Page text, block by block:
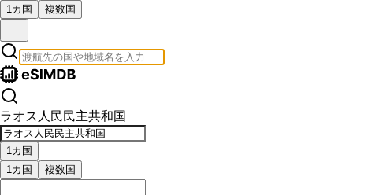
1カ国 複数国
ラオス人民民主共和国
1カ国
1カ国
複数国